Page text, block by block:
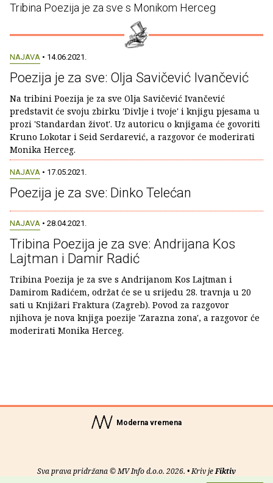
Tribina Poezija je za sve s Monikom Herceg
NAJAVA • 14.06.2021.
Poezija je za sve: Olja Savičević Ivančević
Na tribini Poezija je za sve Olja Savičević Ivančević
predstavit će svoju zbirku 'Divlje i tvoje' i knjigu pjesama u
prozi 'Standardan život'. Uz autoricu o knjigama će govoriti
Kruno Lokotar i Seid Serdarević, a razgovor će moderirati
Monika Herceg.
NAJAVA • 17.05.2021.
Poezija je za sve: Dinko Telećan
NAJAVA • 28.04.2021.
Tribina Poezija je za sve: Andrijana Kos
Lajtman i Damir Radić
Tribina Poezija je za sve s Andrijanom Kos Lajtman i
Damirom Radićem, održat će se u srijedu 28. travnja u 20
sati u Knjižari Fraktura (Zagreb). Povod za razgovor
njihova je nova knjiga poezije 'Zarazna zona', a razgovor će
moderirati Monika Herceg.
Moderna vremena
Sva prava pridržana © MV Info d.o.o. 2026. • Kriv jeFiktiv